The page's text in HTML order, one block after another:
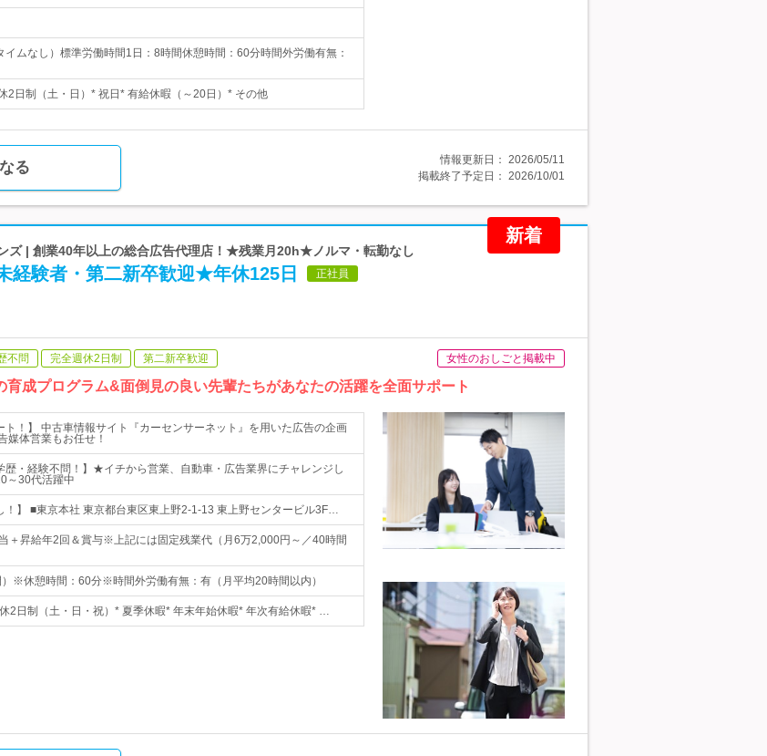
ムなし）標準労働時間1日：8時間休憩時間：60分時間外労働有無：
2日制（土・日）* 祝日* 有給休暇（～20日）* その他
る 情報更新日： 2026/05/11
掲載終了予定日： 2026/10/01
新着
ズ | 創業40年以上の総合広告代理店！★残業月20h★ノルマ・転勤なし
経験者・第二新卒歓迎★年休125日 正社員
不問 完全週休2日制 第二新卒歓迎 女性のおしごと掲載中
育成プログラム&面倒見の良い先輩たちがあなたの活躍を全面サポート
ト！】 中古車情報サイト『カーセンサーネット』を用いた広告の企画
媒体営業もお任せ！
歴・経験不問！】★イチから営業、自動車・広告業界にチャレンジし
～30代活躍中
！】 ■東京本社 東京都台東区東上野2-1-13 東上野センタービル3F…
＋昇給年2回＆賞与※上記には固定残業代（月6万2,000円～／40時間
※休憩時間：60分※時間外労働有無：有（月平均20時間以内）
2日制（土・日・祝）* 夏季休暇* 年末年始休暇* 年次有給休暇* …